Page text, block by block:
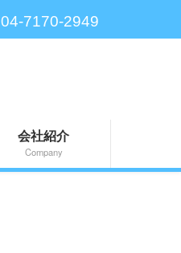
04-7170-2949
会社紹介
Company